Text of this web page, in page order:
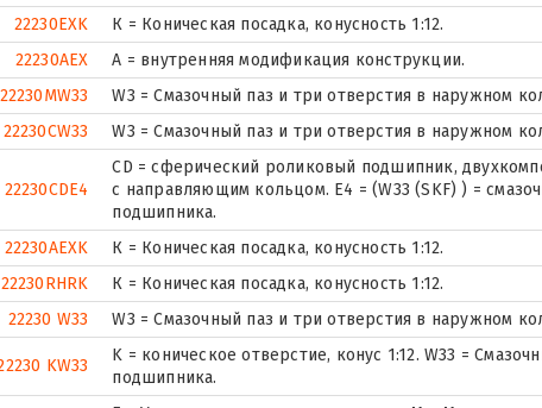
22230EXK
К = Коническая посадка, конусность 1:12.
22230AEX
A = внутренняя модификация конструкции.
22230MW33
W3 = Смазочный паз и три отверстия в наружном
22230CW33
W3 = Смазочный паз и три отверстия в наружном
22230CDE4
CD = сферический роликовый подшипник,
с направляющим кольцом. E4 = (W33 (SKF) ) =
подшипника.
22230AEXK
К = Коническая посадка, конусность 1:12.
22230RHRK
К = Коническая посадка, конусность 1:12.
22230 W33
W3 = Смазочный паз и три отверстия в наружном
KW33
K = коническое отверстие, конус 1:12. W33 =
подшипника.